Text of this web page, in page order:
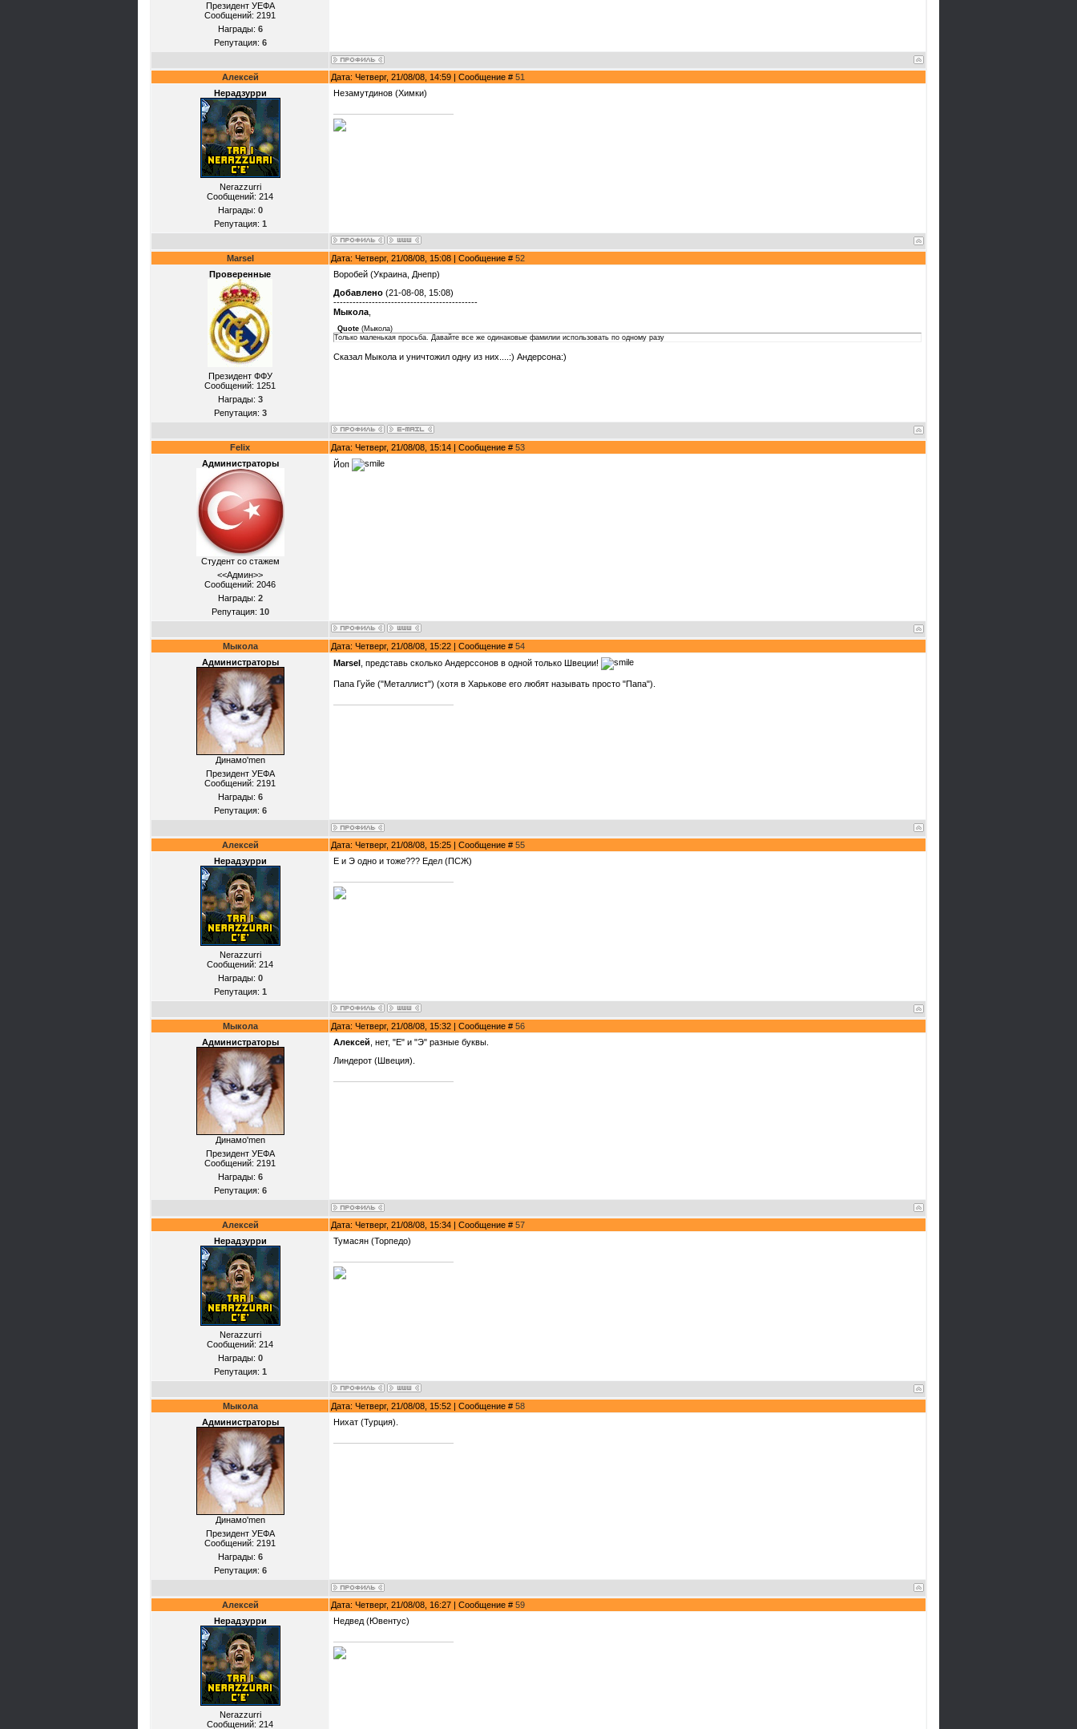
Президент УЕФА
Сообщений: 2191
Награды: 6
Репутация: 6
Алексей Дата: Четверг, 21/08/08, 14:59 | Сообщение # 51
Нерадзурри
Nerazzurri
Сообщений: 214
Награды: 0
Репутация: 1
Незамутдинов (Химки)
Marsel Дата: Четверг, 21/08/08, 15:08 | Сообщение # 52
Проверенные
Президент ФФУ
Сообщений: 1251
Награды: 3
Репутация: 3
Воробей (Украина, Днепр)
Добавлено (21-08-08, 15:08)
---------------------------------------------
Мыкола
Quote (Мыкола)
Только маленькая просьба. Давайте все же одинаковые фамилии использовать по одному разу
Сказал Мыкола и уничтожил одну из них....:) Андерсона:)
Felix Дата: Четверг, 21/08/08, 15:14 | Сообщение # 53
Администраторы
Студент со стажем
<<Админ>>
Сообщений: 2046
Награды: 2
Репутация: 10
Йоп
Мыкола Дата: Четверг, 21/08/08, 15:22 | Сообщение # 54
Администраторы
Динамо'mеn
Президент УЕФА
Сообщений: 2191
Награды: 6
Репутация: 6
Marsel , представь сколько Андерссонов в одной только Швеции!
Папа Гуйе ("Металлист") (хотя в Харькове его любят называть просто "Папа").
Алексей Дата: Четверг, 21/08/08, 15:25 | Сообщение # 55
Нерадзурри
Nerazzurri
Сообщений: 214
Награды: 0
Репутация: 1
Е и Э одно и тоже??? Едел (ПСЖ)
Мыкола Дата: Четверг, 21/08/08, 15:32 | Сообщение # 56
Администраторы
Динамо'mеn
Президент УЕФА
Сообщений: 2191
Награды: 6
Репутация: 6
Алексей , нет, "Е" и "Э" разные буквы.
Линдерот (Швеция).
Алексей Дата: Четверг, 21/08/08, 15:34 | Сообщение # 57
Нерадзурри
Nerazzurri
Сообщений: 214
Награды: 0
Репутация: 1
Тумасян (Торпедо)
Мыкола Дата: Четверг, 21/08/08, 15:52 | Сообщение # 58
Администраторы
Динамо'mеn
Президент УЕФА
Сообщений: 2191
Награды: 6
Репутация: 6
Нихат (Турция).
Алексей Дата: Четверг, 21/08/08, 16:27 | Сообщение # 59
Нерадзурри
Nerazzurri
Сообщений: 214
Недвед (Ювентус)